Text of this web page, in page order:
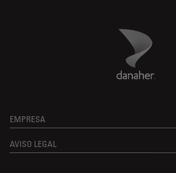
Danaher Logo
EMPRESA
AVISO LEGAL